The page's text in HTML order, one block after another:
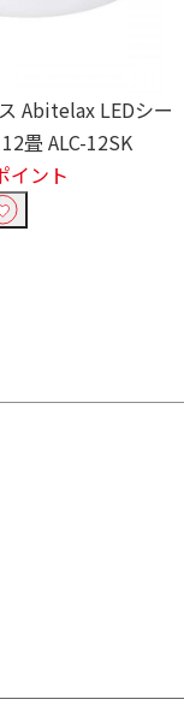
Abitelax LEDシー
畳 ALC-12SK
イント